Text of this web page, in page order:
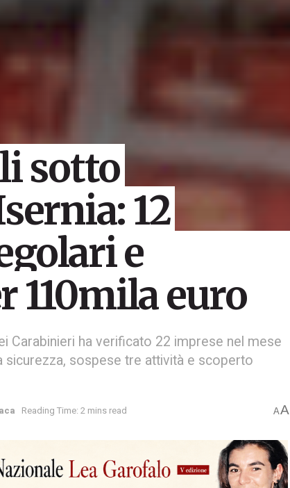
sotto
12
e
110mila euro
Carabinieri ha verificato 22 imprese nel mese
sicurezza, sospese tre attività e scoperto
Reading Time: 2 mins read AA